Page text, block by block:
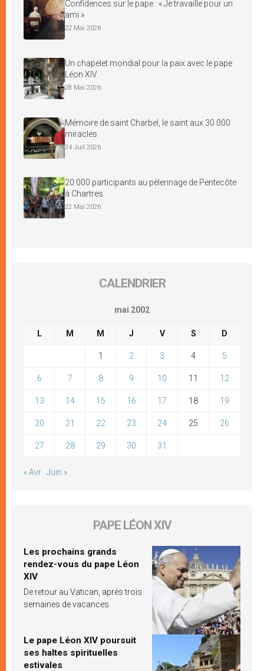
Confidences sur le pape : « Je travaille pour un
ami »
22 Mai 2026
Un chapelet mondial pour la paix avec le pape
Léon XIV
28 Mai 2026
Mémoire de saint Charbel, le saint aux 30 000
miracles
24 Juil 2026
20 000 participants au pèlerinage de Pentecôte
à Chartres
22 Mai 2026
CALENDRIER
mai 2002
L M M J V S D
1 2 3 4 5
6 7 8 9 10 11 12
13 14 15 16 17 18 19
20 21 22 23 24 25 26
27 28 29 30 31
« Avr Juin »
PAPE LÉON XIV
Les prochains grands
rendez-vous du pape Léon
XIV
De retour au Vatican, après trois
semaines de vacances
Le pape Léon XIV poursuit
ses haltes spirituelles
estivales